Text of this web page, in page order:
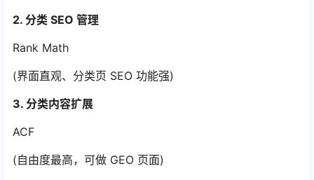
2. 分类 SEO 管理
Rank Math
(界面直观、分类页 SEO 功能强)
3. 分类内容扩展
ACF
(自由度最高，可做 GEO 页面)